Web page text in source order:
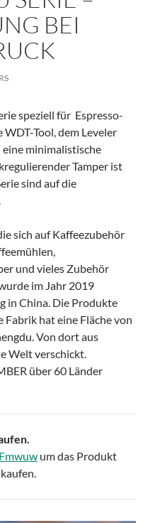
BEI
speziell für Espresso-
WDT-Tool, dem Leveler
minimalistische
Tamper ist
sind auf die
sich auf Kaffeezubehör
und vieles Zubehör
im Jahr 2019
in China. Die Produkte
hat eine Fläche von
Von dort aus
Welt verschickt.
über 60 Länder
um das Produkt